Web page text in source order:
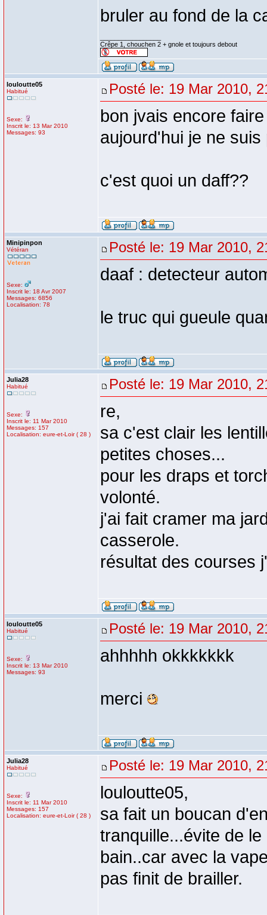
bruler au fond de la
Crêpe 1, chouchen 2 + gnole et toujours debout
louloutte05
Habitué
Sexe:
Inscrit le: 13 Mar 2010
Messages: 93
Posté le: 19 Mar 2010,
bon jvais encore
aujourd'hui je ne
c'est quoi un daff??
Minipinpon
Vétéran
Sexe:
Inscrit le: 18 Avr 2007
Messages: 6856
Localisation: 78
Posté le: 19 Mar 2010,
daaf : detecteur
le truc qui gueule
Julia28
Habitué
Sexe:
Inscrit le: 11 Mar 2010
Messages: 157
Localisation: eure-et-Loir ( 28 )
Posté le: 19 Mar 2010,
re,
sa c'est clair les
petites choses...
pour les draps et
volonté.
j'ai fait cramer ma
casserole.
résultat des courses
louloutte05
Habitué
Sexe:
Inscrit le: 13 Mar 2010
Messages: 93
Posté le: 19 Mar 2010,
ahhhhh okkkkkkk
merci
Julia28
Habitué
Sexe:
Inscrit le: 11 Mar 2010
Messages: 157
Localisation: eure-et-Loir ( 28 )
Posté le: 19 Mar 2010,
louloutte05,
sa fait un boucan
tranquille...évite de
bain..car avec la
pas finit de brailler.